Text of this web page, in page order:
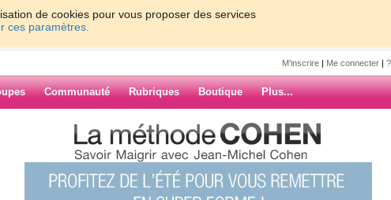
de cookies pour vous proposer des services
ces paramètres.
M'inscrire | Me connecter |
Communauté Rubriques Boutique Plus...
> Marjolainne, mon amie